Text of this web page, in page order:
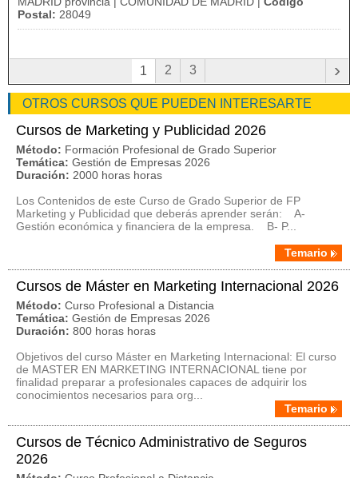
Postal: 28049
1 2 3 ›
OTROS CURSOS QUE PUEDEN INTERESARTE
Cursos de Marketing y Publicidad 2026
Método: Formación Profesional de Grado Superior
Temática: Gestión de Empresas 2026
Duración: 2000 horas horas
Los Contenidos de este Curso de Grado Superior de FP
Marketing y Publicidad que deberás aprender serán: A-
Gestión económica y financiera de la empresa. B- P...
Temario
Cursos de Máster en Marketing Internacional 2026
Método: Curso Profesional a Distancia
Temática: Gestión de Empresas 2026
Duración: 800 horas horas
Objetivos del curso Máster en Marketing Internacional: El curso
de MASTER EN MARKETING INTERNACIONAL tiene por
finalidad preparar a profesionales capaces de adquirir los
conocimientos necesarios para org...
Temario
Cursos de Técnico Administrativo de Seguros
2026